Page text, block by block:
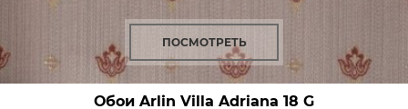
ПОСМОТРЕТЬ
Обои Arlin Villa Adriana 18 G